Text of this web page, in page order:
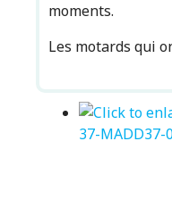
moments.
Les motards qui